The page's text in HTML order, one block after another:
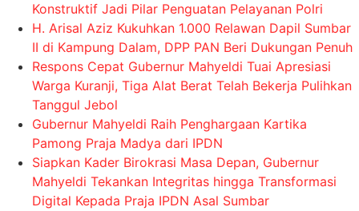
Konstruktif Jadi Pilar Penguatan Pelayanan Polri
H. Arisal Aziz Kukuhkan 1.000 Relawan Dapil Sumbar
II di Kampung Dalam, DPP PAN Beri Dukungan Penuh
Respons Cepat Gubernur Mahyeldi Tuai Apresiasi
Warga Kuranji, Tiga Alat Berat Telah Bekerja Pulihkan
Tanggul Jebol
Gubernur Mahyeldi Raih Penghargaan Kartika
Pamong Praja Madya dari IPDN
Siapkan Kader Birokrasi Masa Depan, Gubernur
Mahyeldi Tekankan Integritas hingga Transformasi
Digital Kepada Praja IPDN Asal Sumbar